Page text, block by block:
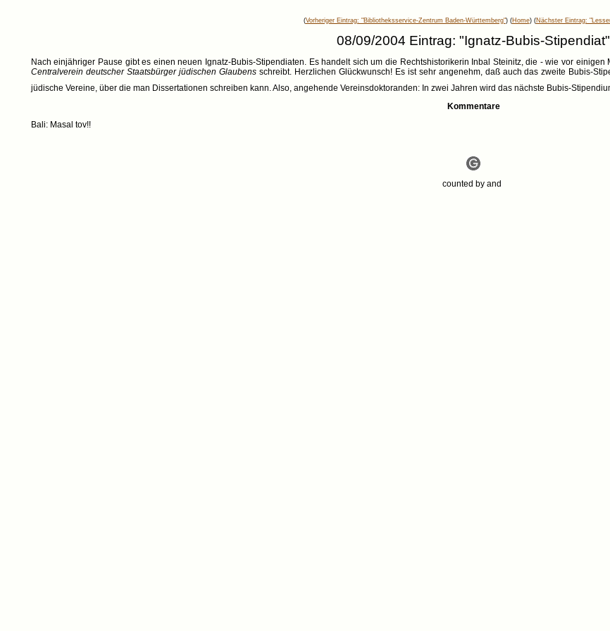
(Vorheriger Eintrag: "Bibliotheksservice-Zentrum Baden-Württemberg") (Home) (Nächster Eintrag:
08/09/2004 Eintrag: "Ignatz-Bubis-Stipendiat"
Nach einjähriger Pause gibt es einen neuen Ignatz-Bubis-Stipendiaten. Es handelt sich um die Rechtshistorikerin Inbal Steinitz, die - wie vor
Centralverein deutscher Staatsbürger jüdischen Glaubensschreibt. Herzlichen Glückwunsch! Es ist sehr angenehm, daß auch das zweite Bubis-
jüdische Vereine, über die man Dissertationen schreiben kann. Also, angehende Vereinsdoktoranden: In zwei Jahren wird das nächste Bubis-
Kommentare
Bali: Masal tov!!
counted by and